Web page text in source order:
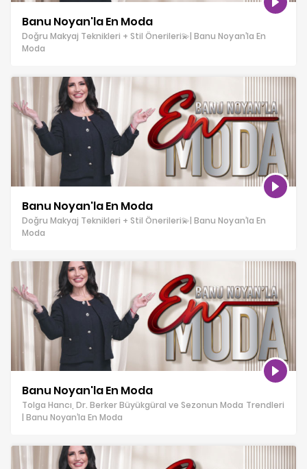
Banu Noyan'la En Moda
Doğru Makyaj Teknikleri + Stil Önerileri💫| Banu Noyan’la En
Moda
Banu Noyan'la En Moda
Doğru Makyaj Teknikleri + Stil Önerileri💫| Banu Noyan’la En
Moda
Banu Noyan'la En Moda
Tolga Hancı, Dr. Berker Büyükgüral ve Sezonun Moda Trendleri
| Banu Noyan’la En Moda